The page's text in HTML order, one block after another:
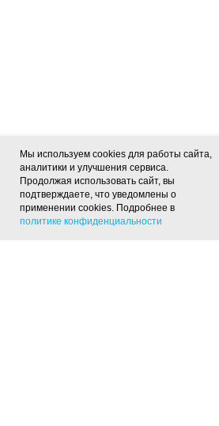
Мы используем cookies для работы сайта,
аналитики и улучшения сервиса.
Продолжая использовать сайт, вы
подтверждаете, что уведомлены о
применении cookies. Подробнее в
политике конфиденциальности